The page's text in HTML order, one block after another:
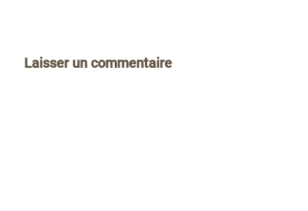
Laisser un commentaire